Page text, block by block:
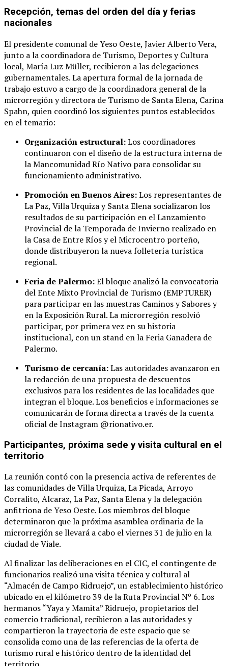
Recepción, temas del orden del día y ferias
nacionales
El presidente comunal de Yeso Oeste, Javier Alberto Vera,
junto a la coordinadora de Turismo, Deportes y Cultura
local, María Luz Müller, recibieron a las delegaciones
gubernamentales. La apertura formal de la jornada de
trabajo estuvo a cargo de la coordinadora general de la
microrregión y directora de Turismo de Santa Elena, Carina
Spahn, quien coordinó los siguientes puntos establecidos
en el temario:
Organización estructural:Los coordinadores
continuaron con el diseño de la estructura interna de
la Mancomunidad Río Nativo para consolidar su
funcionamiento administrativo.
Promoción en Buenos Aires:Los representantes de
La Paz, Villa Urquiza y Santa Elena socializaron los
resultados de su participación en el Lanzamiento
Provincial de la Temporada de Invierno realizado en
la Casa de Entre Ríos y el Microcentro porteño,
donde distribuyeron la nueva folletería turística
regional.
Feria de Palermo:El bloque analizó la convocatoria
del Ente Mixto Provincial de Turismo (EMPTURER)
para participar en las muestras Caminos y Sabores y
en la Exposición Rural. La microrregión resolvió
participar, por primera vez en su historia
institucional, con un stand en la Feria Ganadera de
Palermo.
Turismo de cercanía:Las autoridades avanzaron en
la redacción de una propuesta de descuentos
exclusivos para los residentes de las localidades que
integran el bloque. Los beneficios e informaciones se
comunicarán de forma directa a través de la cuenta
oficial de Instagram @rionativo.er.
Participantes, próxima sede y visita cultural en el
territorio
La reunión contó con la presencia activa de referentes de
las comunidades de Villa Urquiza, La Picada, Arroyo
Corralito, Alcaraz, La Paz, Santa Elena y la delegación
anfitriona de Yeso Oeste. Los miembros del bloque
determinaron que la próxima asamblea ordinaria de la
microrregión se llevará a cabo el viernes 31 de julio en la
ciudad de Viale.
Al finalizar las deliberaciones en el CIC, el contingente de
funcionarios realizó una visita técnica y cultural al
“Almacén de Campo Ridruejo”, un establecimiento histórico
ubicado en el kilómetro 39 de la Ruta Provincial Nº 6. Los
hermanos “Yaya y Mamita” Ridruejo, propietarios del
comercio tradicional, recibieron a las autoridades y
compartieron la trayectoria de este espacio que se
consolida como una de las referencias de la oferta de
turismo rural e histórico dentro de la identidad del